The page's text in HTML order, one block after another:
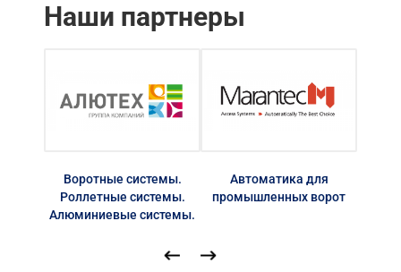
Наши партнеры
Воротные системы.
Роллетные системы.
Алюминиевые системы.
Автоматика для
промышленных ворот